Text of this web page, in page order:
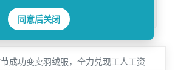
成功变卖羽绒服，全力兑现工人工资
同意后关闭